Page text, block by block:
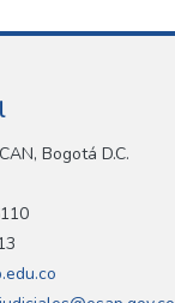
Bogotá D.C.